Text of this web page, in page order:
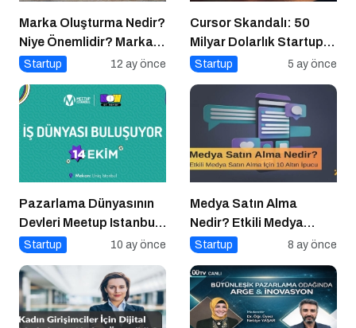
Marka Oluşturma Nedir?
Niye Önemlidir? Marka
Oluşturma Nasıl Yapılır?
Startup 12 ay önce
Cursor Skandalı: 50
Milyar Dolarlık Startup
Açık Kaynağı Gizleyince
Startup 5 ay önce
Pazarlama Dünyasının
Devleri Meetup Istanbul
2025’te Buluşuyor
Startup 10 ay önce
Medya Satın Alma
Nedir? Etkili Medya
Satın Alma İçin 10 Altın
Startup 8 ay önce